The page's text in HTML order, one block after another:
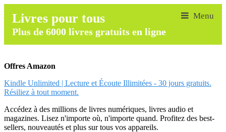
Livres pour tous
Plus de 6000 livres gratuits en ligne
Offres Amazon
Kindle Unlimited | Lecture et Écoute Illimitées - 30 jours gratuits.
Résiliez à tout moment.
Accédez à des millions de livres numériques, livres audio et
magazines. Lisez n'importe où, n'importe quand. Profitez des best-
sellers, nouveautés et plus sur tous vos appareils.